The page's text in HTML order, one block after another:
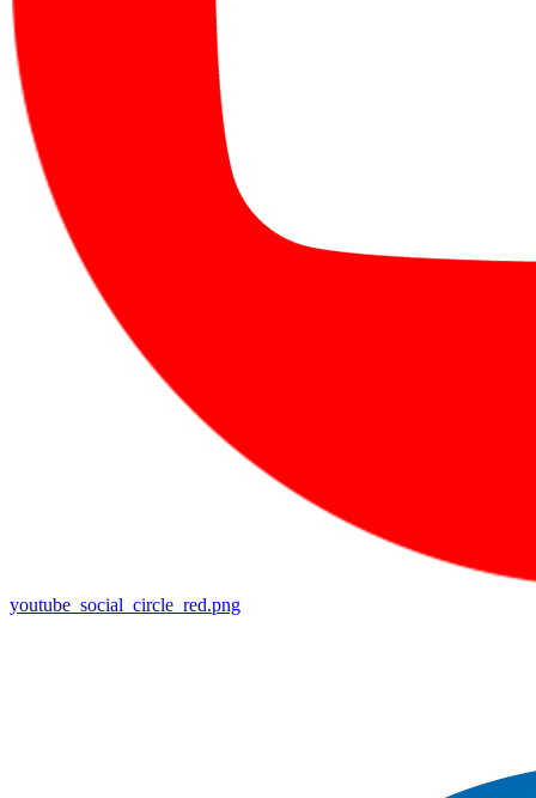
youtube_social_circle_red.png